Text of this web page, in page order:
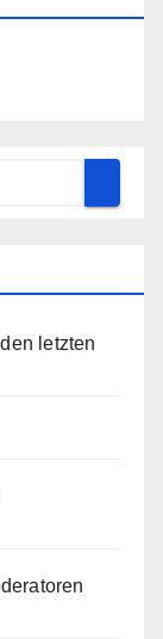
letzten